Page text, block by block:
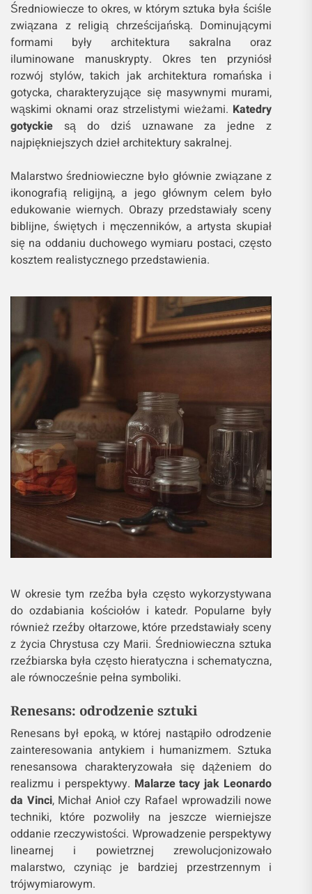
Średniowiecze to okres, w którym sztuka była ściśle
związana z religią chrześcijańską. Dominującymi
formami były architektura sakralna oraz
iluminowane manuskrypty. Okres ten przyniósł
rozwój stylów, takich jak architektura romańska i
gotycka, charakteryzujące się masywnymi murami,
wąskimi oknami oraz strzelistymi wieżami. Katedry
gotyckie są do dziś uznawane za jedne z
najpiękniejszych dzieł architektury sakralnej.
Malarstwo średniowieczne było głównie związane z
ikonografią religijną, a jego głównym celem było
edukowanie wiernych. Obrazy przedstawiały sceny
biblijne, świętych i męczenników, a artysta skupiał
się na oddaniu duchowego wymiaru postaci, często
kosztem realistycznego przedstawienia.
W okresie tym rzeźba była często wykorzystywana
do ozdabiania kościołów i katedr. Popularne były
również rzeźby ołtarzowe, które przedstawiały sceny
z życia Chrystusa czy Marii. Średniowieczna sztuka
rzeźbiarska była często hieratyczna i schematyczna,
ale równocześnie pełna symboliki.
Renesans: odrodzenie sztuki
Renesans był epoką, w której nastąpiło odrodzenie
zainteresowania antykiem i humanizmem. Sztuka
renesansowa charakteryzowała się dążeniem do
realizmu i perspektywy. Malarze tacy jak Leonardo
da Vinci, Michał Anioł czy Rafael wprowadzili nowe
techniki, które pozwoliły na jeszcze wierniejsze
oddanie rzeczywistości. Wprowadzenie perspektywy
linearnej i powietrznej zrewolucjonizowało
malarstwo, czyniąc je bardziej przestrzennym i
trójwymiarowym.